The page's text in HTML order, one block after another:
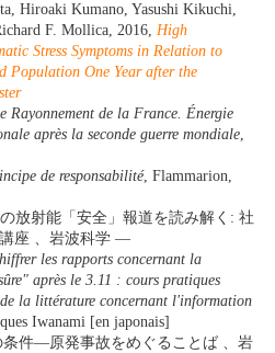
Hiroaki Kumano, Yasushi Kikuchi,
F. Mollica, 2016, High
Stress Symptoms in Relation to
Population One Year after the
Rayonnement de la France. Énergie
après la seconde guerre mondiale,
de responsabilité, Flammarion,
放射能「安全」報道を読み解く: 社
座 、岩波科学 —
les rapports concernant la
après le 3.11 : cours pratiques
la littérature concernant l'information
Iwanami [en japonais]
条件―原発事故をめぐることば 、岩